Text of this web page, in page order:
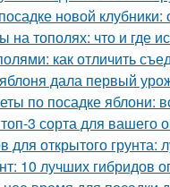
новой
на тополях: что и где
как отличить
дала первый
по посадке яблони:
3 сорта для вашего
для открытого грунта:
10 лучших гибридов